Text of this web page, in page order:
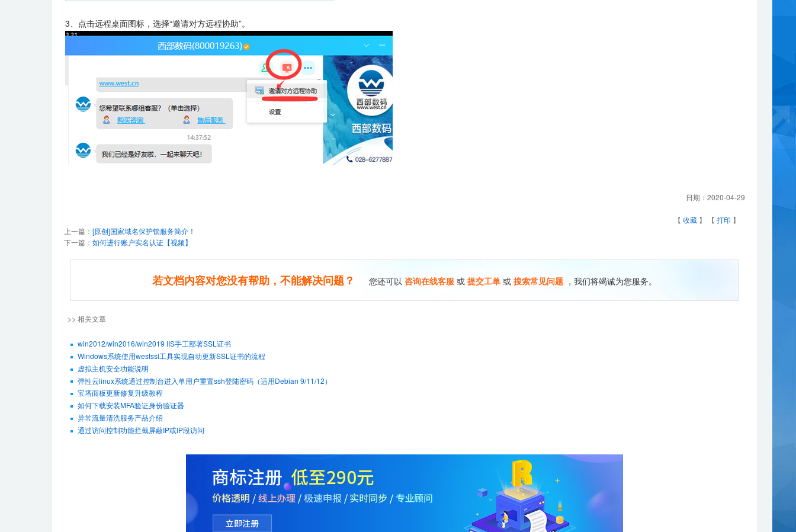
3、点击远程桌面图标，选择“邀请对方远程协助”。
日期： 2020-04-29
【 收藏 】 【 打印 】
上一篇： [原创]国家域名保护锁服务简介！
下一篇： 如何进行账户实名认证【视频】
若文档内容对您没有帮助，不能解决问题？ 您还可以 咨询在线客服 或 提交工单 或 搜索常见问题 ，我们将竭诚为您服务。
>> 相关文章
win2012/win2016/win2019 IIS手工部署SSL证书
Windows系统使用westssl工具实现自动更新SSL证书的流程
虚拟主机安全功能说明
弹性云linux系统通过控制台进入单用户重置ssh登陆密码（适用Debian 9/11/12）
宝塔面板更新修复升级教程
如何下载安装MFA验证身份验证器
异常流量清洗服务产品介绍
通过访问控制功能拦截屏蔽IP或IP段访问